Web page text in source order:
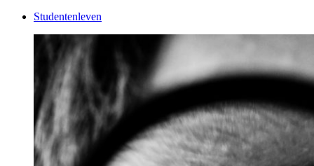
Studentenleven